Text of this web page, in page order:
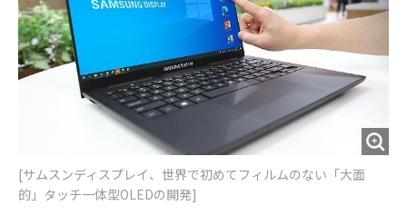
[サムスンディスプレイ、世界で初めてフィルムのない「大面
的」タッチ一体型OLEDの開発]